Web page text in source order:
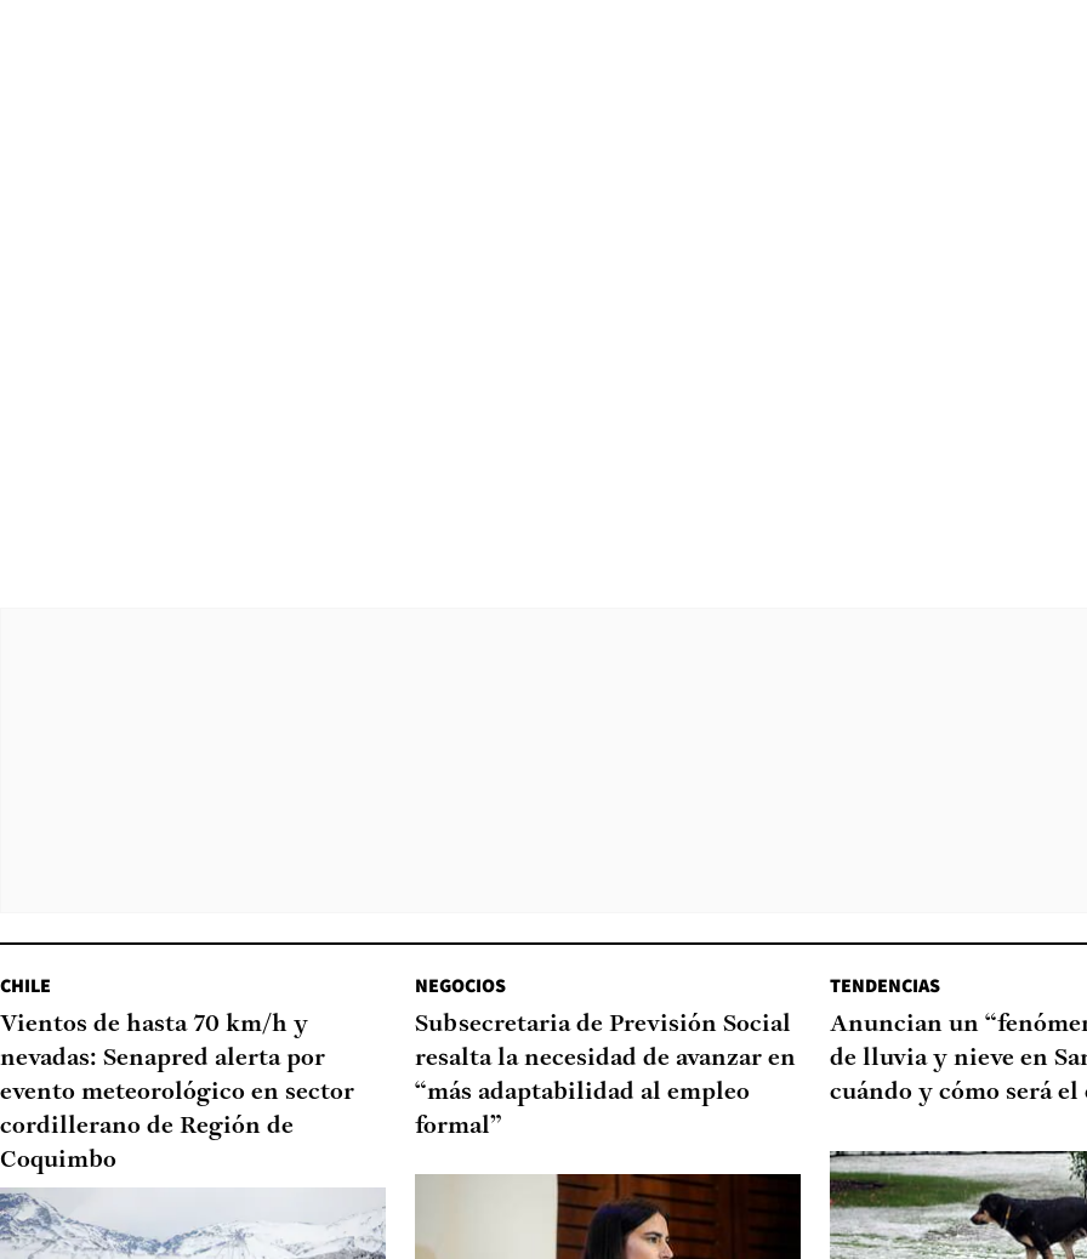
CHILE
Vientos de hasta 70 km/h y
nevadas: Senapred alerta por
evento meteorológico en sector
cordillerano de Región de
Coquimbo
NEGOCIOS
Subsecretaria de Previsión Social
resalta la necesidad de avanzar en
“más adaptabilidad al empleo
formal”
TENDENCIAS
Anuncian un
de lluvia y nieve en
cuándo y cómo será el